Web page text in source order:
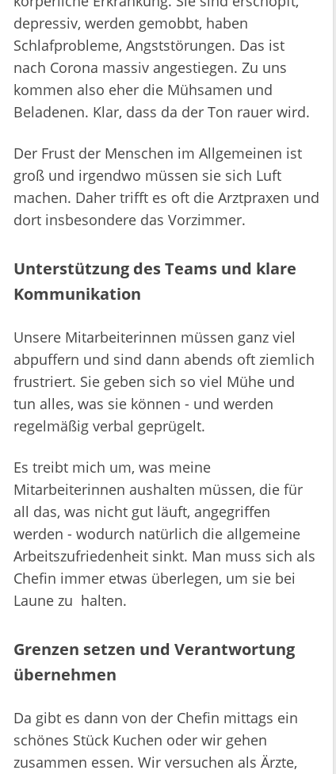
depressiv, werden gemobbt, haben
Schlafprobleme, Angststörungen. Das ist
nach Corona massiv angestiegen. Zu uns
kommen also eher die Mühsamen und
Beladenen. Klar, dass da der Ton rauer wird.
Der Frust der Menschen im Allgemeinen ist
groß und irgendwo müssen sie sich Luft
machen. Daher trifft es oft die Arztpraxen und
dort insbesondere das Vorzimmer.
Unterstützung des Teams und klare
Kommunikation
Unsere Mitarbeiterinnen müssen ganz viel
abpuffern und sind dann abends oft ziemlich
frustriert. Sie geben sich so viel Mühe und
tun alles, was sie können - und werden
regelmäßig verbal geprügelt.
Es treibt mich um, was meine
Mitarbeiterinnen aushalten müssen, die für
all das, was nicht gut läuft, angegriffen
werden - wodurch natürlich die allgemeine
Arbeitszufriedenheit sinkt. Man muss sich als
Chefin immer etwas überlegen, um sie bei
Laune zu halten.
Grenzen setzen und Verantwortung
übernehmen
Da gibt es dann von der Chefin mittags ein
schönes Stück Kuchen oder wir gehen
zusammen essen. Wir versuchen als Ärzte,